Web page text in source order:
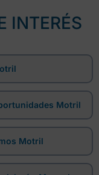
INTERÉS
Motril
Motril